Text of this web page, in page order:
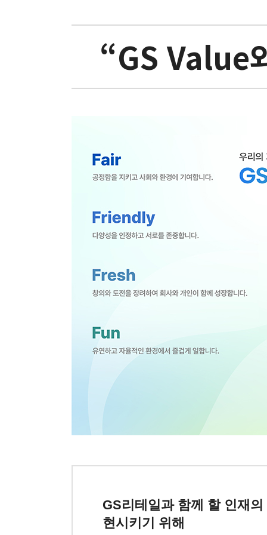
“GS Value
# 고객을 위해, ‘되는 방법’을 먼저 찾습니다.
# 매일의 성장과 변화를 추구합니다.
# 치열하게 논의하고, One Team으로 해냅니다.
# 디지털/AI 툴로 업무 방식을 개선합니다.
GS리테일과 함께 할 인재
현시키기 위해